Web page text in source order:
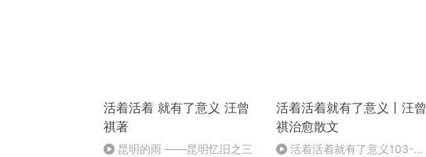
活着活着 就有了意义 汪曾
祺著
昆明的雨 ——昆明忆旧之三
活着活着就有了意义丨汪曾
祺治愈散文
活着活着就有了意义103-人